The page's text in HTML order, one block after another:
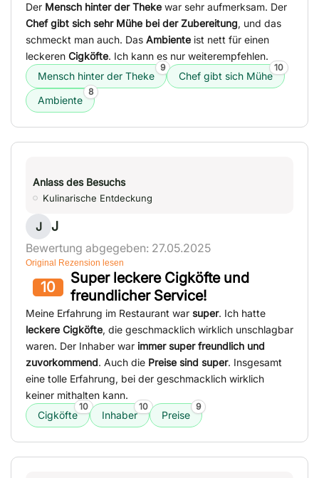
Der Mensch hinter der Theke war sehr aufmerksam. Der
Chef gibt sich sehr Mühe bei der Zubereitung, und das
schmeckt man auch. Das Ambiente ist nett für einen
leckeren Cigköfte. Ich kann es nur weiterempfehlen.
Mensch hinter der Theke
9
Chef gibt sich Mühe
10
Ambiente
8
Anlass des Besuchs
Kulinarische Entdeckung
J J
Bewertung abgegeben: 27.05.2025
Original Rezension lesen
10
Super leckere Cigköfte und
freundlicher Service!
Meine Erfahrung im Restaurant war super. Ich hatte
leckere Cigköfte, die geschmacklich wirklich unschlagbar
waren. Der Inhaber war immer super freundlich und
zuvorkommend. Auch die Preise sind super. Insgesamt
eine tolle Erfahrung, bei der geschmacklich wirklich
keiner mithalten kann.
Cigköfte
10
Inhaber
10
Preise
9